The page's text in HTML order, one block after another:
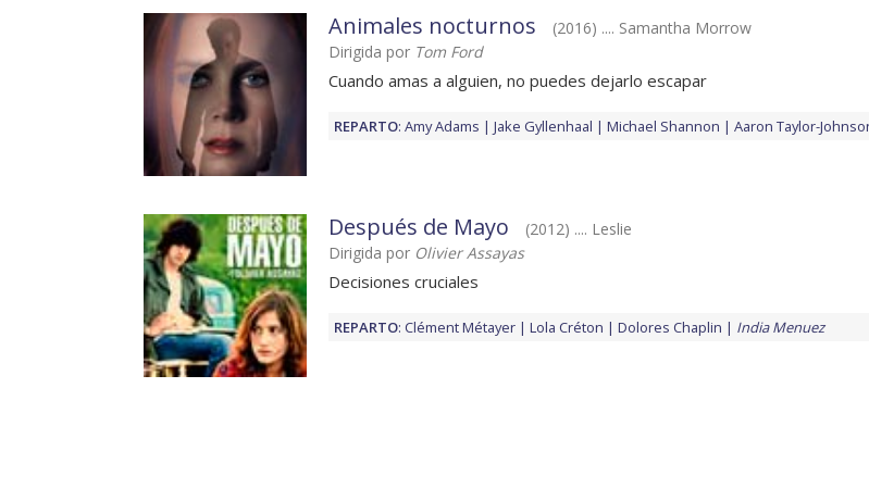
Animales nocturnos
(2016) .... Samantha Morrow
Dirigida por Tom Ford
Cuando amas a alguien, no puedes dejarlo escapar
REPARTO: Amy Adams Jake Gyllenhaal Michael Shannon Aaron Taylor-
Después de Mayo
(2012) .... Leslie
Dirigida por Olivier Assayas
Decisiones cruciales
REPARTO: Clément Métayer Lola Créton Dolores Chaplin India Menuez